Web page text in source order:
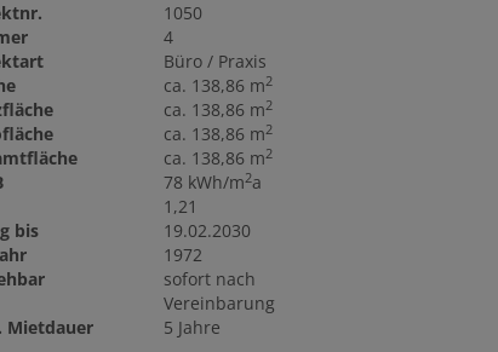
1050
4
Büro / Praxis
ca. 138,86 m2
ca. 138,86 m2
ca. 138,86 m2
ca. 138,86 m2
78 kWh/m2a
1,21
bis
19.02.2030
1972
sofort nach
Vereinbarung
Mietdauer
5 Jahre